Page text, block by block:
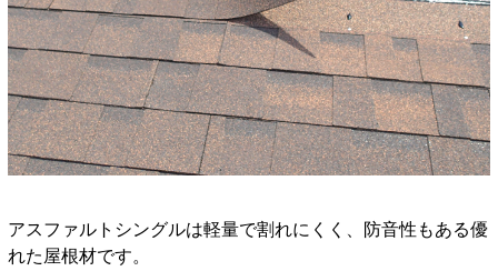
アスファルトシングルは軽量で割れにくく、防音性もある優
れた屋根材です。